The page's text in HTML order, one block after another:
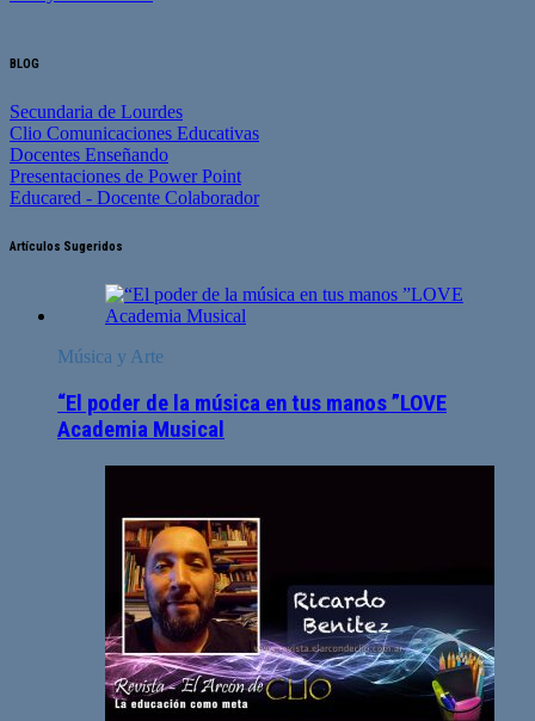
BLOG
Secundaria de Lourdes
Clio Comunicaciones Educativas
Docentes Enseñando
Presentaciones de Power Point
Educared - Docente Colaborador
Artículos Sugeridos
Música y Arte
“El poder de la música en tus manos ”LOVE
Academia Musical